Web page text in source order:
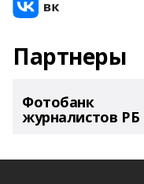
Партнеры
Фотобанк
журналистов РБ